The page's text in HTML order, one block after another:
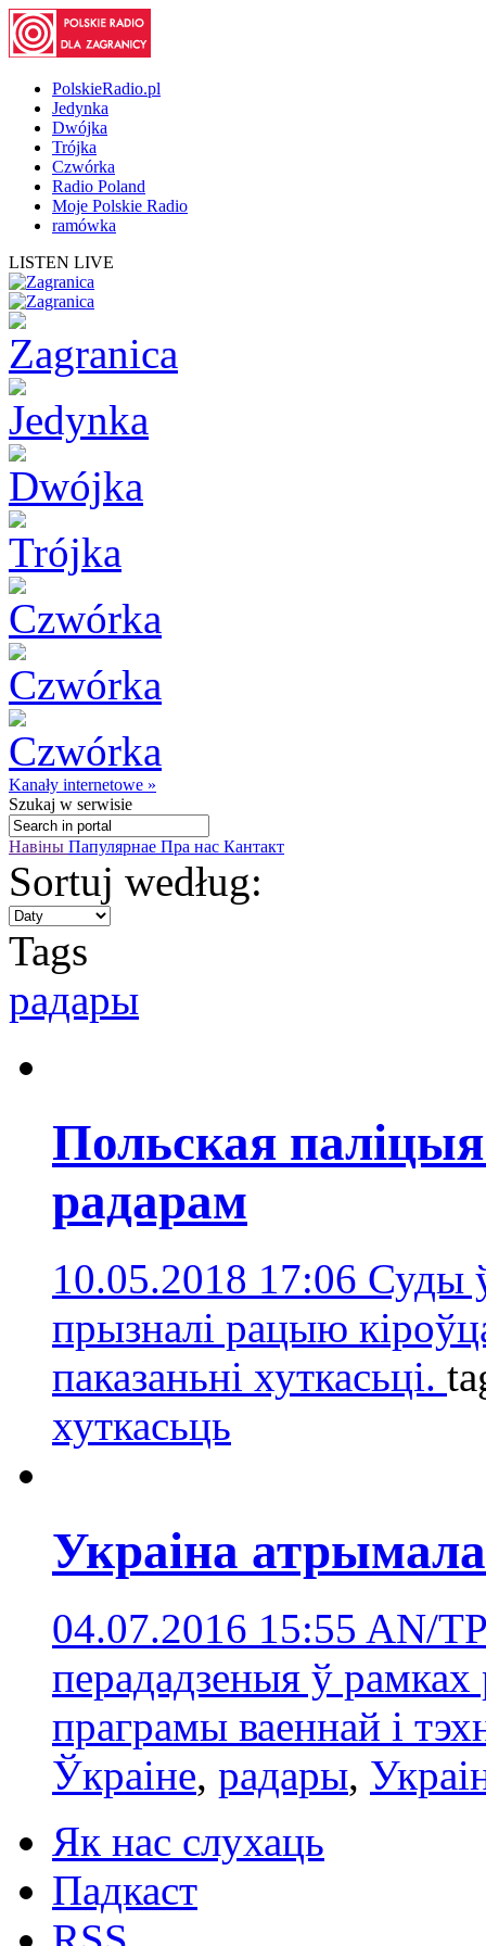
PolskieRadio.pl
Jedynka
Dwójka
Trójka
Czwórka
Radio Poland
Moje Polskie Radio
ramówka
LISTEN LIVE
Kanały internetowe »
Szukaj w serwisie
Навіны Папулярнае Пра нас Кантакт
Sortuj według:
Tags
радары
Польская
радарам
10.05.2018 17:06 Суды
прызналі рацыю
паказаньні хуткасьці.
хуткасьць
Украіна
04.07.2016 15:55 AN/
перададзеныя ў рамках
праграмы ваеннай і
Ўкраіне, радары,
Як нас слухаць
Падкаст